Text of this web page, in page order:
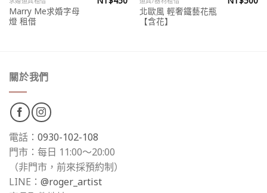
Marry Me求婚字母
燈 租借
北歐風 輕奢鐵藝花瓶
【含花】
關於我們
電話： 0930-102-108
門市：每日 11:00～20:00
（非門市，前來採預約制）
LINE： @roger_artist